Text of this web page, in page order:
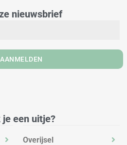
nieuwsbrief
AANMELDEN
een uitje?
Overijsel